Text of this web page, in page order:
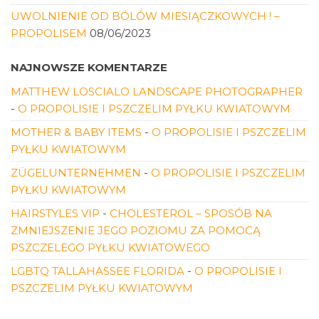
UWOLNIENIE OD BÓLÓW MIESIĄCZKOWYCH ! –
PROPOLISEM 08/06/2023
NAJNOWSZE KOMENTARZE
MATTHEW LOSCIALO LANDSCAPE PHOTOGRAPHER
- O PROPOLISIE I PSZCZELIM PYŁKU KWIATOWYM
MOTHER & BABY ITEMS - O PROPOLISIE I PSZCZELIM
PYŁKU KWIATOWYM
ZÜGELUNTERNEHMEN - O PROPOLISIE I PSZCZELIM
PYŁKU KWIATOWYM
HAIRSTYLES VIP - CHOLESTEROL – SPOSÓB NA
ZMNIEJSZENIE JEGO POZIOMU ZA POMOCĄ
PSZCZELEGO PYŁKU KWIATOWEGO
LGBTQ TALLAHASSEE FLORIDA - O PROPOLISIE I
PSZCZELIM PYŁKU KWIATOWYM